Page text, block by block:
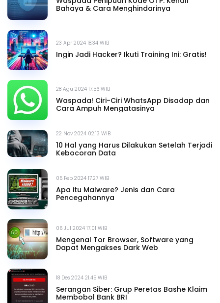
Bahaya & Cara Menghindarinya
23 Apr 2024 18.34 WIB
Ingin Jadi Hacker? Ikuti Training Ini: Gratis!
28 Agu 2024 17.56 WIB
Waspada! Ciri-Ciri WhatsApp Disadap dan
Cara Ampuh Mengatasinya
22 Nov 2024 02.13 WIB
10 Hal yang Harus Dilakukan Setelah Terjadi
Kebocoran Data
05 Feb 2024 17.27 WIB
Apa itu Malware? Jenis dan Cara
Pencegahannya
06 Jul 2024 17.01 WIB
Mengenal Tor Browser, Software yang
Dapat Mengakses Dark Web
18 Des 2024 21.45 WIB
Serangan Siber: Grup Peretas Bashe Klaim
Membobol Bank BRI